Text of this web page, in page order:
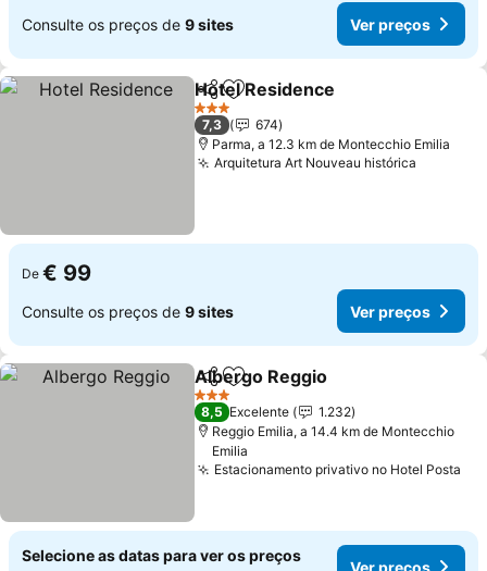
Consulte os preços de 9 sites Ver preços
PartilharAdicionar aos favoritos
Hotel Residence
3 Estrelas
7,3
674
Parma, a 12.3 km de Montecchio Emilia
Arquitetura Art Nouveau histórica
De € 99
Consulte os preços de 9 sites Ver preços
PartilharAdicionar aos favoritos
Albergo Reggio
3 Estrelas
8,5 Excelente
1.232
Reggio Emilia, a 14.4 km de Montecchio
Emilia
Estacionamento privativo no Hotel Posta
Selecione as datas para ver os preços
Ver preços